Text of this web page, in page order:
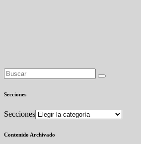
Secciones
Secciones
Contenido Archivado